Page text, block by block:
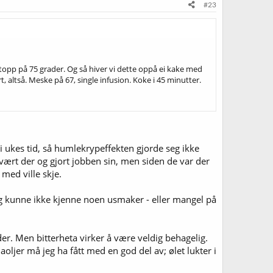
#23
på 75 grader. Og så hiver vi dette oppå ei kake med
altså. Meske på 67, single infusion. Koke i 45 minutter.
tid, så humlekrypeffekten gjorde seg ikke
der og gjort jobben sin, men siden de var der
ville skje.
ikke kjenne noen usmaker - eller mangel på
Men bitterheta virker å være veldig behagelig.
må jeg ha fått med en god del av; ølet lukter i